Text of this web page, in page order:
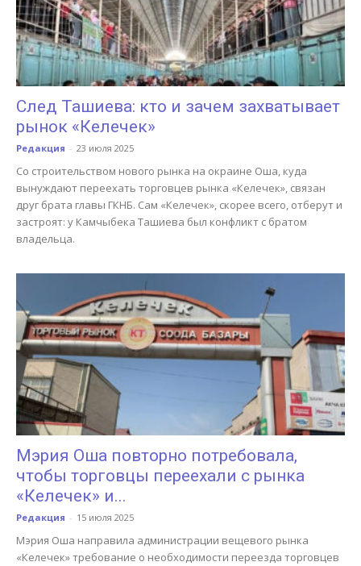
След Ташиева: кто и зачем захватывает
рынок «Келечек»
Редакция - 23 июля 2025
Со строительством нового рынка на окраине Оша, куда
вынуждают переехать торговцев рынка «Келечек», связан
друг брата главы ГКНБ. Сам «Келечек», скорее всего, отберут и
застроят: у Камчыбека Ташиева был конфликт с братом
владельца.
Мэрия Оша повторно потребовала,
чтобы торговцы переехали с рынка
«Келечек» и...
Редакция - 15 июля 2025
Мэрия Оша направила администрации вещевого рынка
«Келечек» требование о необходимости переезда торговцев